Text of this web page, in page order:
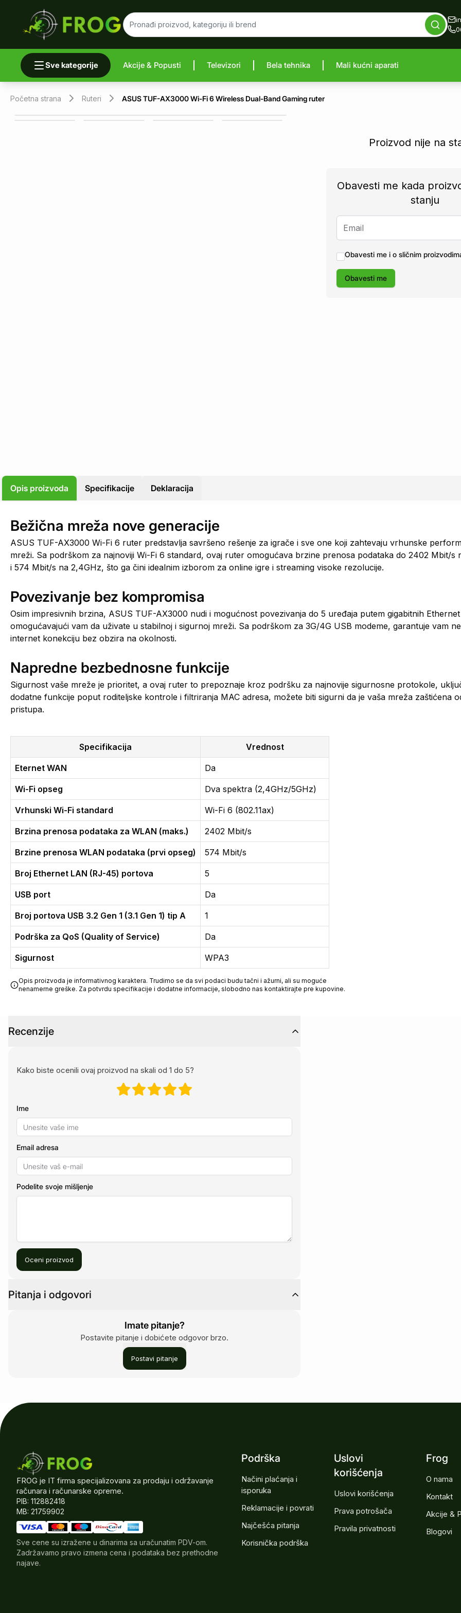
Sve kategorije Akcije & Popusti Televizori Bela tehnika Mali kućni aparati
Početna strana Ruteri ASUS TUF-AX3000 Wi-Fi 6 Wireless Dual-Band Gaming ruter
Proizvod nije na
Obavesti me kada
stanju
Obavesti me i o sličnim
Obavesti me
Opis proizvoda Specifikacije Deklaracija
Bežična mreža nove generacije
ASUS TUF-AX3000 Wi-Fi 6 ruter predstavlja savršeno rešenje za igrače i sve one koji zahtevaju vrhunske
mreži. Sa podrškom za najnoviji Wi-Fi 6 standard, ovaj ruter omogućava brzine prenosa podataka do 2402 Mbit/s
i 574 Mbit/s na 2,4GHz, što ga čini idealnim izborom za online igre i streaming visoke rezolucije.
Povezivanje bez kompromisa
Osim impresivnih brzina, ASUS TUF-AX3000 nudi i mogućnost povezivanja do 5 uređaja putem gigabitnih
omogućavajući vam da uživate u stabilnoj i sigurnoj mreži. Sa podrškom za 3G/4G USB modeme, garantuje vam
internet konekciju bez obzira na okolnosti.
Napredne bezbednosne funkcije
Sigurnost vaše mreže je prioritet, a ovaj ruter to prepoznaje kroz podršku za najnovije sigurnosne protokole,
dodatne funkcije poput roditeljske kontrole i filtriranja MAC adresa, možete biti sigurni da je vaša mreža zaštićena
pristupa.
Specifikacija Vrednost
Eternet WAN Da
Wi-Fi opseg Dva spektra (2,4GHz/5GHz)
Vrhunski Wi-Fi standard Wi-Fi 6 (802.11ax)
Brzina prenosa podataka za WLAN (maks.) 2402 Mbit/s
Brzine prenosa WLAN podataka (prvi opseg) 574 Mbit/s
Broj Ethernet LAN (RJ-45) portova 5
USB port Da
Broj portova USB 3.2 Gen 1 (3.1 Gen 1) tip A 1
Podrška za QoS (Quality of Service) Da
Sigurnost WPA3
Opis proizvoda je informativnog karaktera. Trudimo se da svi podaci budu tačni i ažurni, ali su moguće
nenamerne greške. Za potvrdu specifikacije i dodatne informacije, slobodno nas kontaktirajte pre kupovine.
Recenzije
Kako biste ocenili ovaj proizvod na skali od 1 do 5?
Ime
Email adresa
Podelite svoje mišljenje
Oceni proizvod
Pitanja i odgovori
Imate pitanje?
Postavite pitanje i dobićete odgovor brzo.
Postavi pitanje
FROG je IT firma specijalizovana za prodaju i održavanje
računara i računarske opreme.
PIB: 112882418
MB: 21759902
Sve cene su izražene u dinarima sa uračunatim PDV-om.
Zadržavamo pravo izmena cena i podataka bez prethodne
najave.
Podrška
Načini plaćanja i
isporuka
Reklamacije i povrati
Najčešća pitanja
Korisnička podrška
Uslovi
korišćenja
Uslovi korišćenja
Prava potrošača
Pravila privatnosti
Frog
O nama
Kontakt
Akcije &
Blogovi